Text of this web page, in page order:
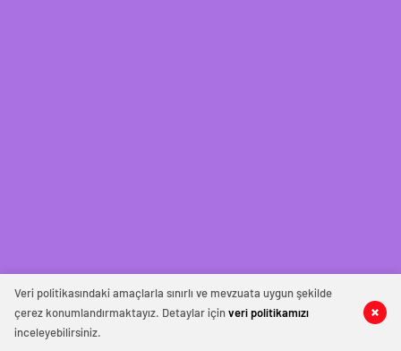
Veri politikasındaki amaçlarla sınırlı ve mevzuata uygun şekilde
çerez konumlandırmaktayız. Detaylar içinveri politikamızı
inceleyebilirsiniz.